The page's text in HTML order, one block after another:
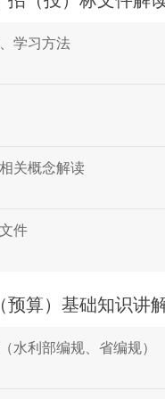
学习方法
关概念解读
件
预算）基础知识讲
水利部编规、省编规）